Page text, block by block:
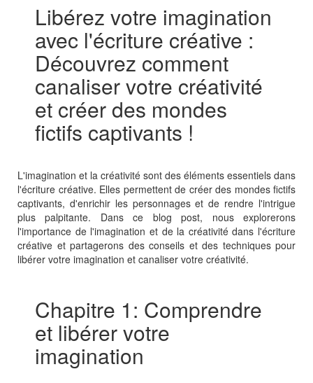
Libérez votre imagination
avec l'écriture créative :
Découvrez comment
canaliser votre créativité
et créer des mondes
fictifs captivants !
L'imagination et la créativité sont des éléments essentiels dans
l'écriture créative. Elles permettent de créer des mondes fictifs
captivants, d'enrichir les personnages et de rendre l'intrigue
plus palpitante. Dans ce blog post, nous explorerons
l'importance de l'imagination et de la créativité dans l'écriture
créative et partagerons des conseils et des techniques pour
libérer votre imagination et canaliser votre créativité.
Chapitre 1: Comprendre
et libérer votre
imagination